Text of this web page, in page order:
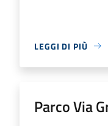
LEGGI DI PIÙ
Parco Via